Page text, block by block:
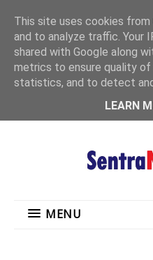
MENU
This site uses cookies
and to analyze traffic. Your
shared with Google along
metrics to ensure quality of
statistics, and to detect
LEARN